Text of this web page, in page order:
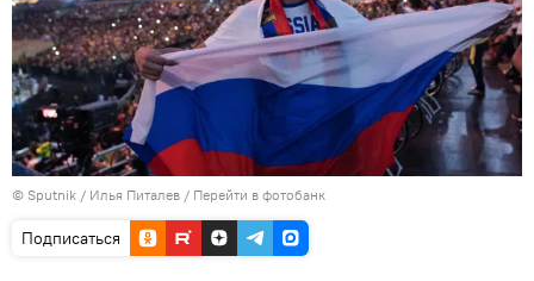
© Sputnik / Илья Питалев / Перейти в фотобанк
Подписаться